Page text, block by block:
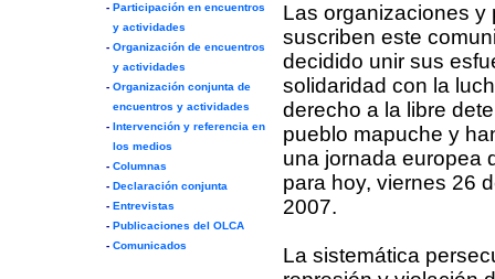
Las organizaciones y
suscriben este
decidido unir sus
solidaridad con la
derecho a la libre
pueblo mapuche y
una jornada europea
para hoy, viernes 26
2007.
La sistemática